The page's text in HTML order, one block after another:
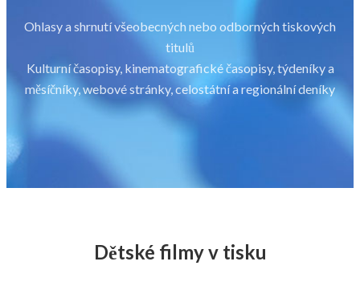
Ohlasy a shrnutí všeobecných nebo odborných tiskových
titulů
Kulturní časopisy, kinematografické časopisy, týdeníky a
měsíčníky, webové stránky, celostátní a regionální deníky
Dětské filmy v tisku